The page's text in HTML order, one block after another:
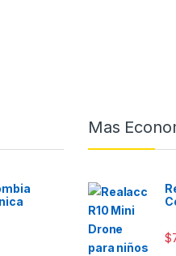
Mas
$